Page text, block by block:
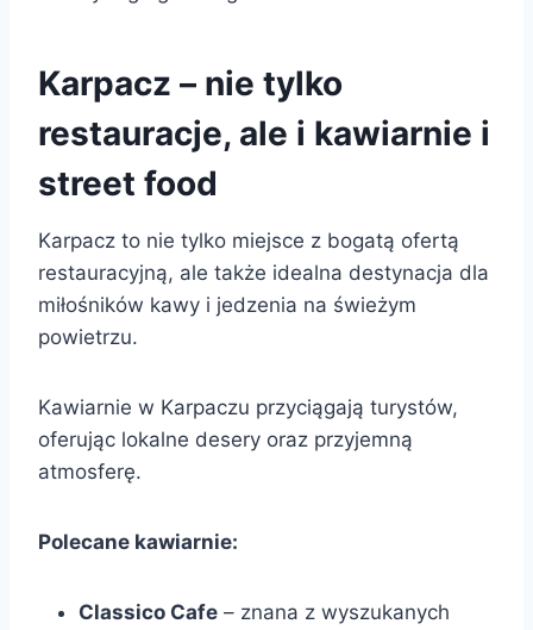
Karpacz – nie tylko
restauracje, ale i kawiarnie i
street food
Karpacz to nie tylko miejsce z bogatą ofertą
restauracyjną, ale także idealna destynacja dla
miłośników kawy i jedzenia na świeżym
powietrzu.
Kawiarnie w Karpaczu przyciągają turystów,
oferując lokalne desery oraz przyjemną
atmosferę.
Polecane kawiarnie:
Classico Cafe – znana z wyszukanych